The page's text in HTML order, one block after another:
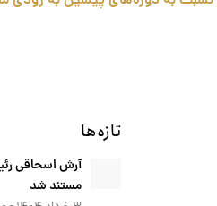
تازه‌ها
آرش اسحاقی
مستند شد